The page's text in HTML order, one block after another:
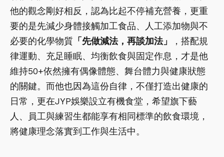
他的觀念剛好相反，認為比起不停補充營養，更重
要的是先減少身體接觸加工食品、人工添加物與不
必要的化學物質 「先做減法，再談加法」
，搭配規
律運動、充足睡眠、均衡飲食與固定作息，才是他
維持50+依然擁有偶像體態、舞台體力與健康狀態
的關鍵。而他也因為這份自律，不僅打造出健康的
日常，更在JYP娛樂設立有機食堂，希望旗下藝
人、員工與練習生都能享有相同標準的飲食環境，
將健康理念落實到工作與生活中。